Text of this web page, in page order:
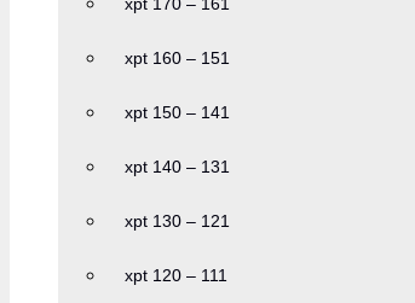
xpt 160 – 151
xpt 150 – 141
xpt 140 – 131
xpt 130 – 121
xpt 120 – 111